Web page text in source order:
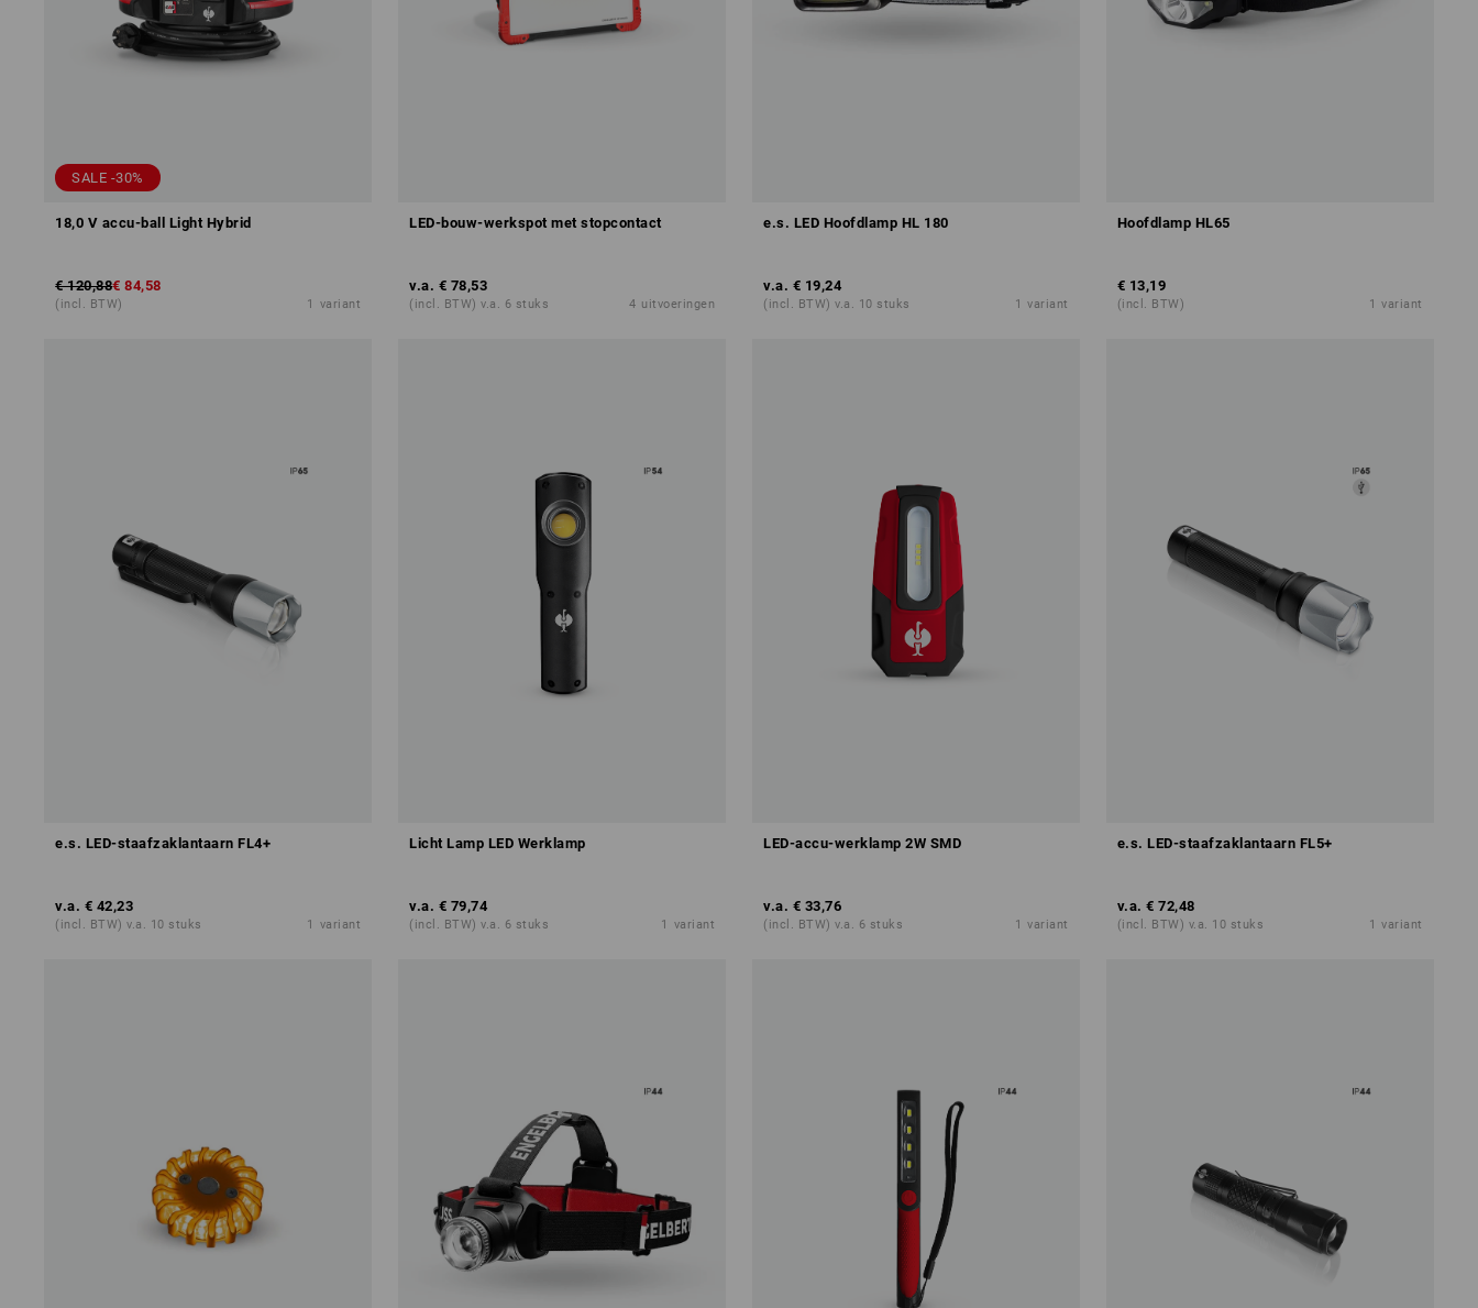
SALE -30%
18,0 V accu-ball Light Hybrid
€ 120,88€ 84,58
(incl. BTW) 1 variant
LED-bouw-werkspot met stopcontact
v.a. € 78,53
(incl. BTW) v.a. 6 stuks 4 uitvoeringen
e.s. LED Hoofdlamp HL 180
v.a. € 19,24
(incl. BTW) v.a. 10 stuks 1 variant
Hoofdlamp HL65
€ 13,19
(incl. BTW) 1 variant
e.s. LED-staafzaklantaarn FL4+
v.a. € 42,23
(incl. BTW) v.a. 10 stuks 1 variant
Licht Lamp LED Werklamp
v.a. € 79,74
(incl. BTW) v.a. 6 stuks 1 variant
LED-accu-werklamp 2W SMD
v.a. € 33,76
(incl. BTW) v.a. 6 stuks 1 variant
e.s. LED-staafzaklantaarn FL5+
v.a. € 72,48
(incl. BTW) v.a. 10 stuks 1 variant